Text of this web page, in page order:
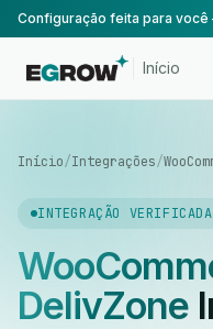
Início
Início/Integrações/
INTEGRAÇÃO VERIFICADA
DelivZone